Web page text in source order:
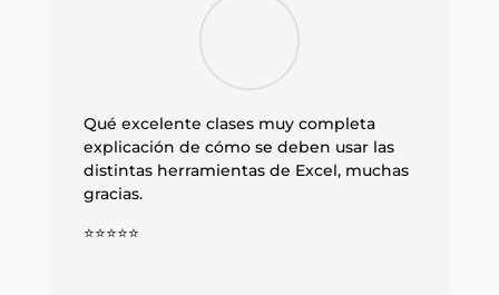
Qué excelente clases muy completa
explicación de cómo se deben usar las
distintas herramientas de Excel, muchas
gracias.
⭐⭐⭐⭐⭐